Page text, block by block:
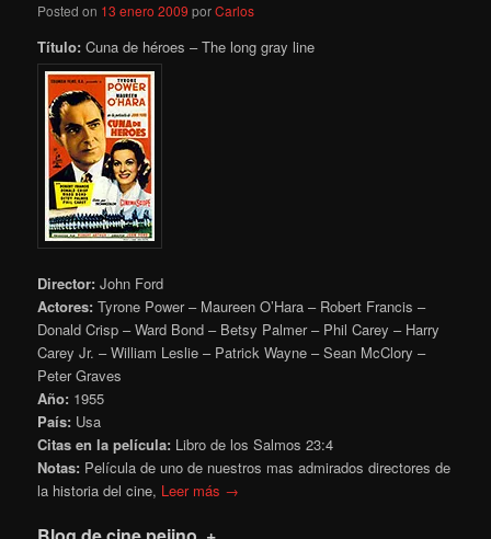
Posted on 13 enero 2009 porCarlos
Título: Cuna de héroes – The long gray line
Director: John Ford
Actores: Tyrone Power – Maureen O’Hara – Robert Francis –
Donald Crisp – Ward Bond – Betsy Palmer – Phil Carey – Harry
Carey Jr. – William Leslie – Patrick Wayne – Sean McClory –
Peter Graves
Año: 1955
País: Usa
Citas en la película: Libro de los Salmos 23:4
Notas: Película de uno de nuestros mas admirados directores de
la historia del cine, Leer más →